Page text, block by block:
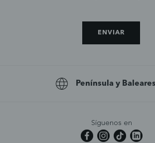
ENVIAR
Península y Baleares
Síguenos en